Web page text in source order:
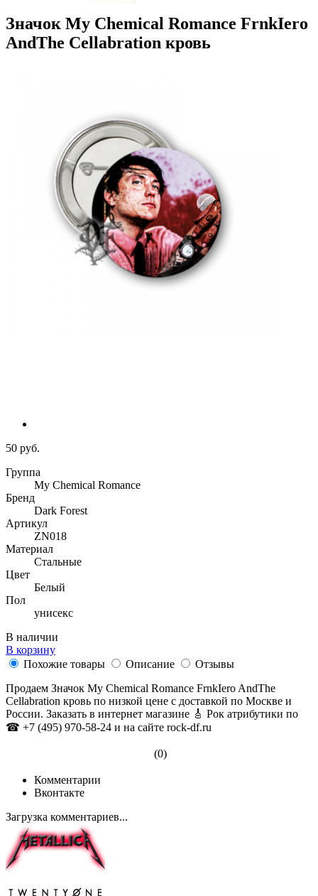
Значок My Chemical Romance FrnkIero
AndThe Cellabration кровь
50 руб.
Группа
My Chemical Romance
Бренд
Dark Forest
Артикул
ZN018
Материал
Стальные
Цвет
Белый
Пол
унисекс
В наличии
В корзину
Похожие товары
Описание
Отзывы
Продаем Значок My Chemical Romance FrnkIero AndThe
Cellabration кровь по низкой цене с доставкой по Москве и
России. Заказать в интернет магазине 🎸 Рок атрибутики по
☎ +7 (495) 970-58-24 и на сайте rock-df.ru
(0)
Комментарии
Вконтакте
Загрузка комментариев...